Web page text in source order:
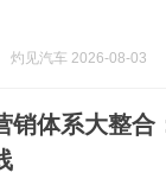
灼见汽车 2026-08-03
销体系大整合